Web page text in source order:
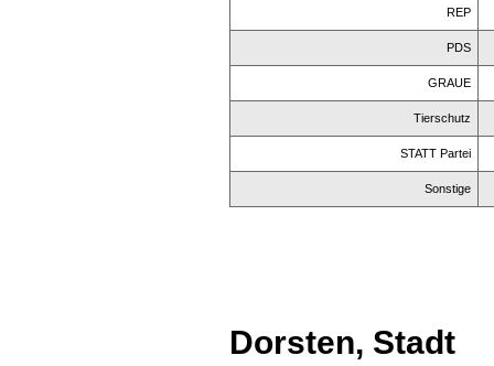
REP
PDS
GRAUE
Tierschutz
STATT Partei
Sonstige
Dorsten, Stadt